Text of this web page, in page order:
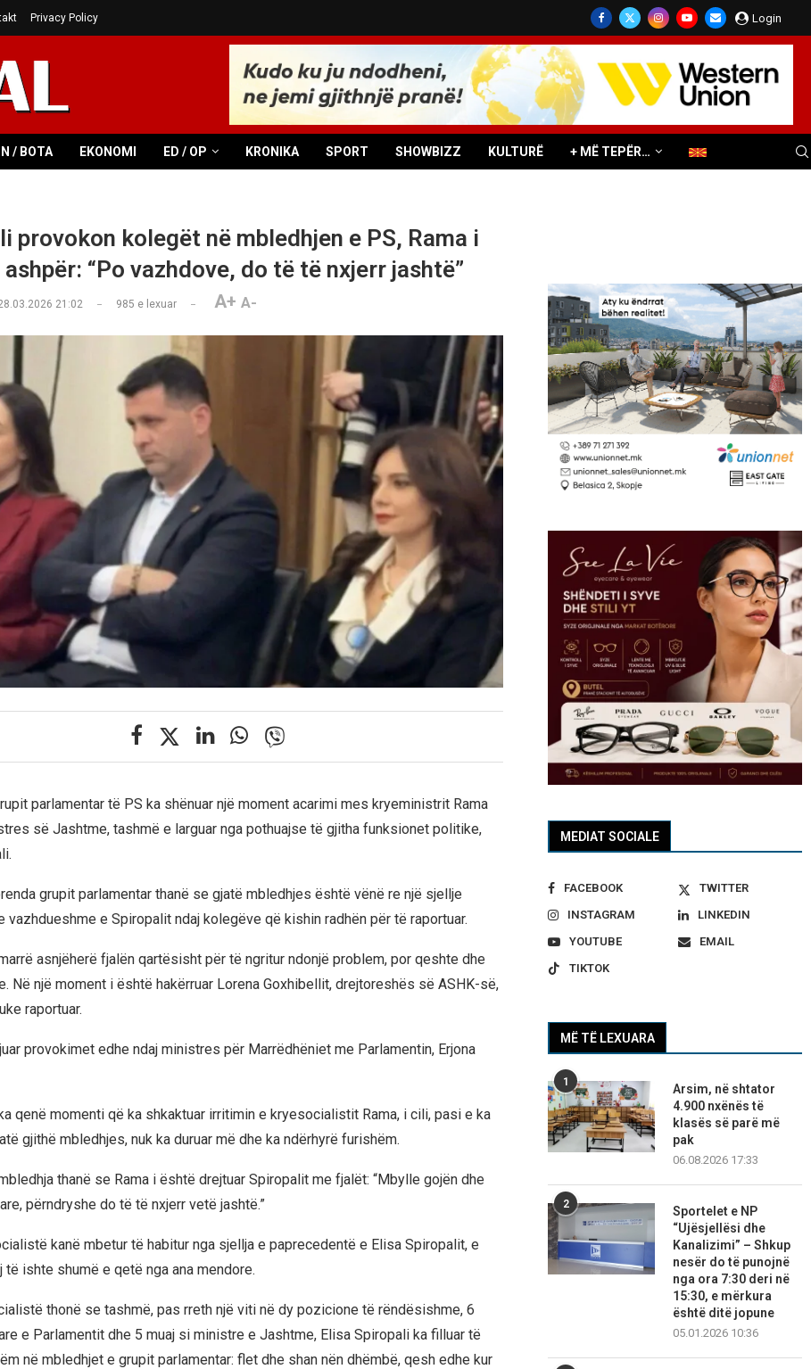
Privacy Policy Login
/ BOTA EKONOMI ED / OP KRONIKA SPORT SHOWBIZZ KULTURË + MË TEPËR…
provokon kolegët në mbledhjen e PS, Rama i
“Po vazhdove, do të të nxjerr jashtë”
21:02 985 e lexuar A+ A-
parlamentar të PS ka shënuar një moment acarimi mes kryeministrit Rama
së Jashtme, tashmë e larguar nga pothuajse të gjitha funksionet politike,
grupit parlamentar thanë se gjatë mbledhjes është vënë re një sjellje
vazhdueshme e Spiropalit ndaj kolegëve që kishin radhën për të raportuar.
asnjëherë fjalën qartësisht për të ngritur ndonjë problem, por qeshte dhe
Në një moment i është hakërruar Lorena Goxhibellit, drejtoreshës së ASHK-së,
raportuar.
provokimet edhe ndaj ministres për Marrëdhëniet me Parlamentin, Erjona
qenë momenti që ka shkaktuar irritimin e kryesocialistit Rama, i cili, pasi e ka
gjithë mbledhjes, nuk ka duruar më dhe ka ndërhyrë furishëm.
thanë se Rama i është drejtuar Spiropalit me fjalët: “Mbylle gojën dhe
përndryshe do të të nxjerr vetë jashtë.”
kanë mbetur të habitur nga sjellja e paprecedentë e Elisa Spiropalit, e
të ishte shumë e qetë nga ana mendore.
thonë se tashmë, pas rreth një viti në dy pozicione të rëndësishme, 6
e Parlamentit dhe 5 muaj si ministre e Jashtme, Elisa Spiropali ka filluar të
në mbledhjet e grupit parlamentar: flet dhe shan nën dhëmbë, qesh edhe kur
MEDIAT SOCIALE
FACEBOOK
TWITTER
INSTAGRAM
LINKEDIN
YOUTUBE
EMAIL
TIKTOK
MË TË LEXUARA
1
Arsim, në shtator
4.900 nxënës të
klasës së parë më
pak
06.08.2026 17:33
2
Sportelet e NP
“Ujësjellësi dhe
Kanalizimi” – Shkup
nesër do të punojnë
nga ora 7:30 deri në
15:30, e mërkura
është ditë jopune
05.01.2026 10:36